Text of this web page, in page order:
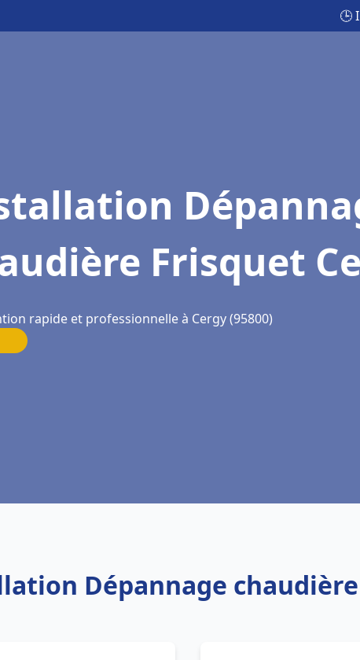
🕒
Frisquet
rapide et professionnelle à Cergy (95800)
Dépannage